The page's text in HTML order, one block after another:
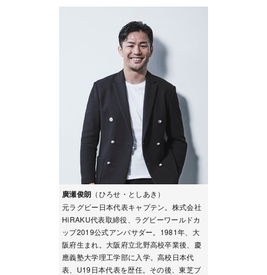
廣瀬俊朗 （ひろせ・としあき）
元ラグビー日本代表キャプテン。株式会社
HiRAKU代表取締役、ラグビーワールドカ
ップ2019公式アンバサダー。1981年、大
阪府生まれ。大阪府立北野高校卒業後、慶
應義塾大学理工学部に入学。高校日本代
表、U19日本代表を歴任。その後、東芝ブ